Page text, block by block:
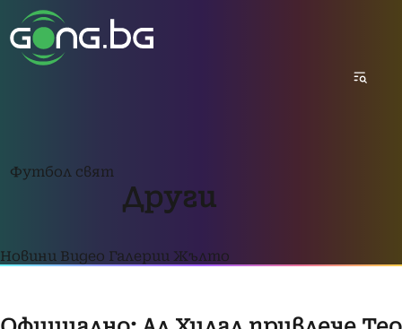
Футбол свят
Други
Новини Видео Галерии Жълто